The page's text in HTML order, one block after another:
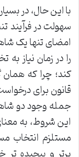
با این حال، در
سهولت در فرآیند
امضای تنها یک
را در زمان نیاز
کند؛ چرا که
قانون برای
جمله وجود دو
این شروط، به
مستلزم انتخاب